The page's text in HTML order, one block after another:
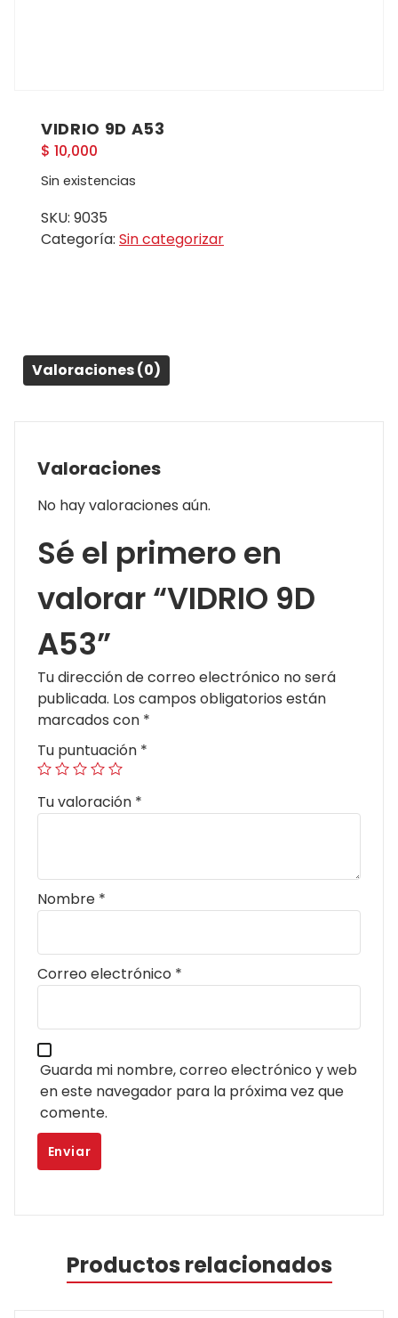
VIDRIO 9D A53
$ 10,000
Sin existencias
SKU: 9035
Categoría: Sin categorizar
Valoraciones (0)
Valoraciones
No hay valoraciones aún.
Sé el primero en
valorar “VIDRIO 9D
A53”
Tu dirección de correo electrónico no será
publicada. Los campos obligatorios están
marcados con *
Tu puntuación *
Tu valoración *
Nombre *
Correo electrónico *
Guarda mi nombre, correo electrónico y web
en este navegador para la próxima vez que
comente.
Productos relacionados